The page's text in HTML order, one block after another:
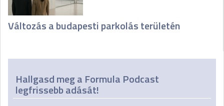
Változás a budapesti parkolás területén
Hallgasd meg a Formula Podcast
legfrissebb adását!